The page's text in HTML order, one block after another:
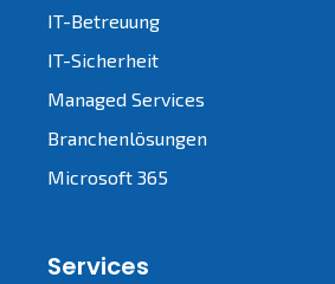
IT-Betreuung
IT-Sicherheit
Managed Services
Branchenlösungen
Microsoft 365
Services